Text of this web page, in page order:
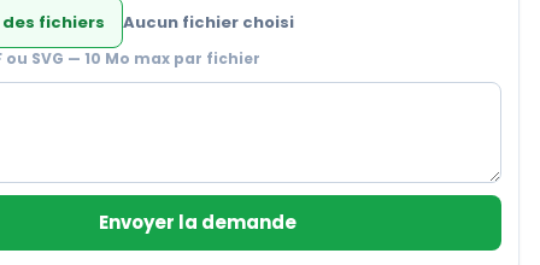
fichiers Aucun fichier choisi
ou SVG — 10 Mo max par fichier
Envoyer la demande